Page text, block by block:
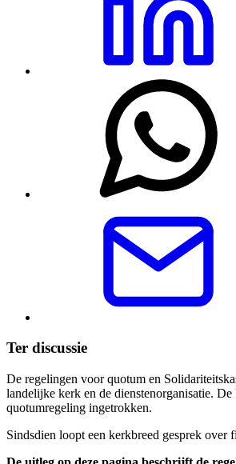
Ter discussie
De regelingen voor quotum en
landelijke kerk en de dienstenorganisatie.
quotumregeling ingetrokken.
Sindsdien loopt een kerkbreed gesprek over